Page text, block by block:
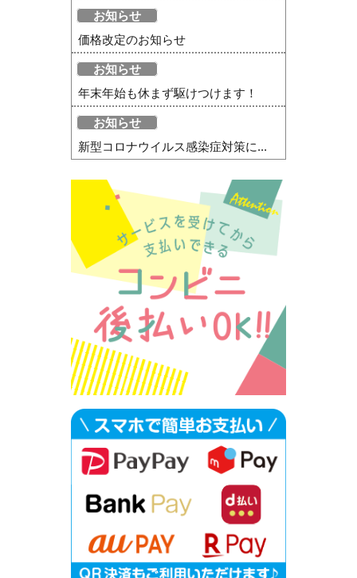
お知らせ
価格改定のお知らせ
お知らせ
年末年始も休まず駆けつけます！
お知らせ
新型コロナウイルス感染症対策に...